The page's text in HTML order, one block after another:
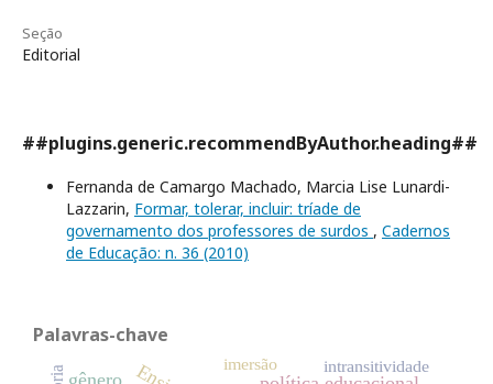
Seção
Editorial
##plugins.generic.recommendByAuthor.heading##
Fernanda de Camargo Machado, Marcia Lise Lunardi-
Lazzarin, Formar, tolerar, incluir: tríade de
governamento dos professores de surdos , Cadernos
de Educação: n. 36 (2010)
Palavras-chave
gênero
imersão intransitividade